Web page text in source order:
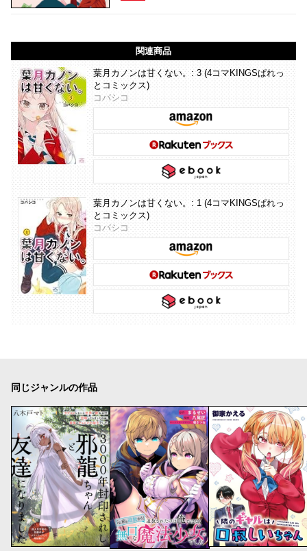
関連商品
葉月カノンは甘くない。: 3 (4コマKINGSぱれっ
とコミックス)
コバシコ
葉月カノンは甘くない。: 1 (4コマKINGSぱれっ
とコミックス)
コバシコ
同じジャンルの作品